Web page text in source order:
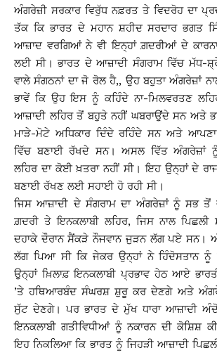
ਅੰਗਰੇਜ਼ੀ ਸਰਕਾਰ ਵਿਰੁੱਧ ਨਫ਼ਰਤ ਤੇ ਵਿਦਰੋਹ ਦਾ
ਤੱਕ ਕਿ ਭਾਰਤ ਦੇ ਮਹਾਨ ਸ਼ਹੀਦ ਸਰਦਾਰ ਭਗਤ
ਆਜ਼ਾਦ ਵਰਗਿਆਂ ਨੇ ਵੀ ਇਨ੍ਹਾਂ ਗ਼ਦਰੀਆਂ ਦੇ
ਲਈ ਸੀ। ਭਾਰਤ ਦੇ ਆਜ਼ਾਦੀ ਸੰਗਰਾਮ ਵਿੱਚ ਮੱਧ-
ਵਾਲੇ ਸੰਗਠਨਾਂ ਦਾ ਜੋ ਰੋਲ ਹੈ,, ਉਹ ਬਹੁਤਾ ਅੰਗਰੇਜ਼ਾਂ
ਭਾਵੇਂ ਕਿ ਉਹ ਇਸ ਨੂੰ ਕਹਿੰਦੇ ਨਾ-ਮਿਲਵਰਤਣ
ਆਜ਼ਾਦੀ ਲਹਿਰ ਤੋਂ ਬਹੁਤੇ ਨਹੀਂ ਘਬਰਾਉਂਦੇ ਸਨ ਅਤੇ
ਮਾੜੇ-ਮੋਟੇ ਅਧਿਕਾਰ ਦਿੰਦੇ ਰਹਿੰਦੇ ਸਨ ਅਤੇ
ਵਿੱਚ ਬਣਾਈ ਰੱਖਦੇ ਸਨ। ਅਸਲ ਵਿੱਤ ਅੰਗਰੇਜ਼ਾਂ
ਲਹਿਰ ਦਾ ਕੋਈ ਖ਼ਤਰਾ ਨਹੀਂ ਸੀ। ਇਹ ਉਨ੍ਹਾਂ ਦੇ
ਬਣਾਈ ਰੱਖਣ ਲਈ ਸਹਾਈ ਹੋ ਰਹੀ ਸੀ।
ਜਿਸ ਆਜ਼ਾਦੀ ਦੇ ਸੰਗਰਾਮ ਦਾ ਅੰਗਰੇਜ਼ਾਂ ਨੂੰ ਸਭ ਤੋਂ
ਗ਼ਦਰੀ ਤੇ ਇਨਕਲਾਬੀ ਲਹਿਰ, ਜਿਸ ਨਾਲ
ਦਹਾਕੇ ਦੌਰਾਨ ਸੈਂਕੜੇ ਨੌਜਵਾਨ ਜੁੜਨ ਲੱਗ ਪਏ ਸਨ।
ਲੱਗ ਪਿਆ ਸੀ ਕਿ ਜੇਕਰ ਉਨ੍ਹਾਂ ਨੇ ਹਿੰਦੋਸਤਾਨ ਨੂੰ
ਉਨ੍ਹਾਂ ਖ਼ਿਲਾਫ਼ ਇਨਕਲਾਬੀ ਪ੍ਰਭਾਵ ਹੇਠ ਆਏ
’ਤੇ ਹਥਿਆਰਬੰਦ ਸੰਘਰਸ਼ ਸ਼ੁਰੂ ਕਰ ਦੇਣਗੇ ਅਤੇ
ਸੁੱਟ ਦੇਣਗੇ। ਪਰ ਭਾਰਤ ਦੇ ਮੁੱਖ ਧਾਰਾ ਆਜ਼ਾਦੀ
ਇਨਕਲਾਬੀ ਗਤੀਵਿਧੀਆਂ ਨੂੰ ਨਕਾਰਨ ਦੀ ਕੋਸ਼ਿਸ਼
ਇਹ ਨਿਕਲਿਆ ਕਿ ਭਾਰਤ ਨੂੰ ਜਿਹੜੀ ਆਜ਼ਾਦੀ